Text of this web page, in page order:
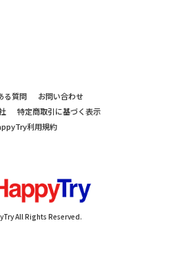
る質問
お問い合わせ
特定商取引に基づく表示
利用規約
All Rights Reserved.